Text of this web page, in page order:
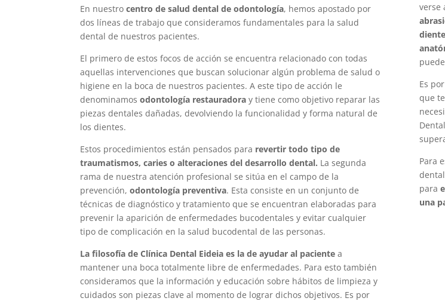
En nuestro centro de salud dental de odontología, hemos apostado por
dos líneas de trabajo que consideramos fundamentales para la salud
dental de nuestros pacientes.
El primero de estos focos de acción se encuentra relacionado con todas
aquellas intervenciones que buscan solucionar algún problema de salud o
higiene en la boca de nuestros pacientes. A este tipo de acción le
denominamosodontología restauradora y tiene como objetivo reparar las
piezas dentales dañadas, devolviendo la funcionalidad y forma natural de
los dientes.
Estos procedimientos están pensados para revertir todo tipo de
traumatismos, caries o alteraciones del desarrollo dental. La segunda
rama de nuestra atención profesional se sitúa en el campo de la
prevención,odontología preventiva. Esta consiste en un conjunto de
técnicas de diagnóstico y tratamiento que se encuentran elaboradas para
prevenir la aparición de enfermedades bucodentales y evitar cualquier
tipo de complicación en la salud bucodental de las personas.
La filosofía de Clínica Dental Eideia es la de ayudar al paciente a
mantener una boca totalmente libre de enfermedades. Para esto también
consideramos que la información y educación sobre hábitos de limpieza y
cuidados son piezas clave al momento de lograr dichos objetivos. Es por
verse
Es
que
Para
para
una